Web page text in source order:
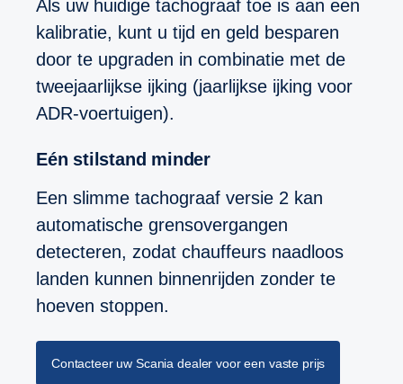
Als uw huidige tachograaf toe is aan een
kalibratie, kunt u tijd en geld besparen
door te upgraden in combinatie met de
tweejaarlijkse ijking (jaarlijkse ijking voor
ADR-voertuigen).
Eén stilstand minder
Een slimme tachograaf versie 2 kan
automatische grensovergangen
detecteren, zodat chauffeurs naadloos
landen kunnen binnenrijden zonder te
hoeven stoppen.
Contacteer uw Scania dealer voor een vaste prijs